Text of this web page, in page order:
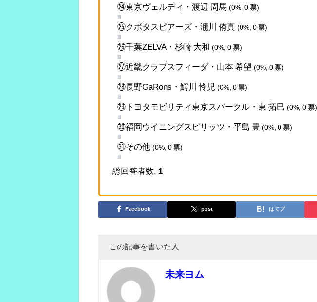
㉔東京ヴェルディ・渡辺 周馬 (0%, 0 票)
㉕クボタスピアーズ・瀧川 侑真 (0%, 0 票)
㉖千葉ZELVA・杉崎 大和 (0%, 0 票)
㉗近畿クラブスフィーダ・山本 希望 (0%, 0 票)
㉘長野GaRons・鰐川 怜児 (0%, 0 票)
㉙トヨタモビリティ東京スパークル・東 拓巳 (0%, 0 票)
㉚福岡ウイニングスピリッツ・平島 豊 (0%, 0 票)
㉛その他 (0%, 0 票)
総回答者数: 1
Facebook post はてブ
この記事を書いた人
未来ヨム